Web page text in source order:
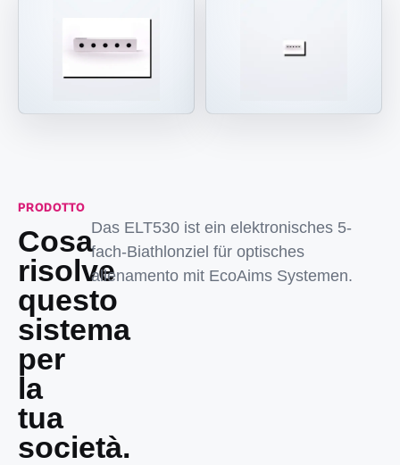
PRODOTTO
Cosa
risolve
questo
sistema
per
la
tua
società.
Das ELT530 ist ein elektronisches 5-
fach-Biathlonziel für optisches
allenamento mit EcoAims Systemen.